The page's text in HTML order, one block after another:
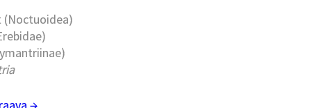
(Noctuoidea)